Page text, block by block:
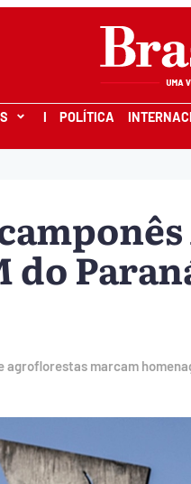
I POLÍTICA
do
marcam